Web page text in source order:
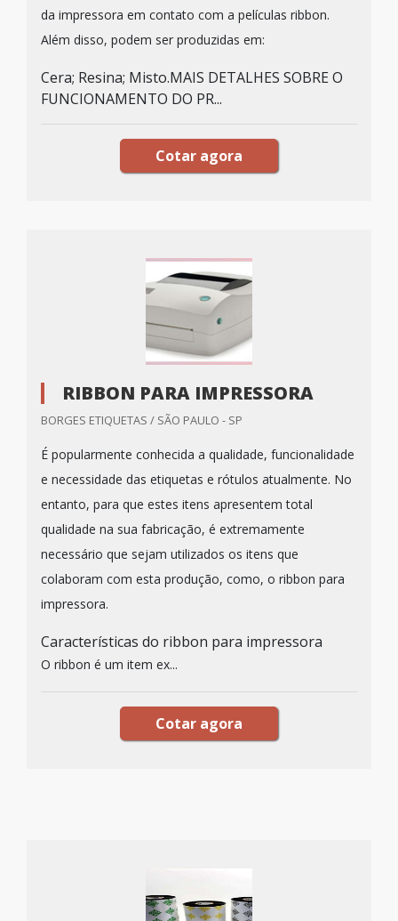
da impressora em contato com a películas ribbon.
Além disso, podem ser produzidas em:
Cera; Resina; Misto.MAIS DETALHES SOBRE O
FUNCIONAMENTO DO PR...
Cotar agora
RIBBON PARA IMPRESSORA
BORGES ETIQUETAS / SÃO PAULO - SP
É popularmente conhecida a qualidade, funcionalidade
e necessidade das etiquetas e rótulos atualmente. No
entanto, para que estes itens apresentem total
qualidade na sua fabricação, é extremamente
necessário que sejam utilizados os itens que
colaboram com esta produção, como, o ribbon para
impressora.
Características do ribbon para impressora
O ribbon é um item ex...
Cotar agora